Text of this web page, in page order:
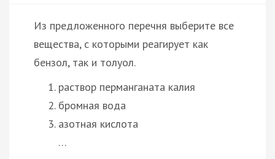
Из предложенного перечня выберите все
вещества, с которыми реагирует как
бензол, так и толуол.
раствор перманганата калия
бромная вода
азотная кислота
…